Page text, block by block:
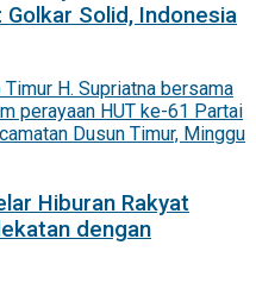
Solid, Indonesia
Hiburan Rakyat
dengan